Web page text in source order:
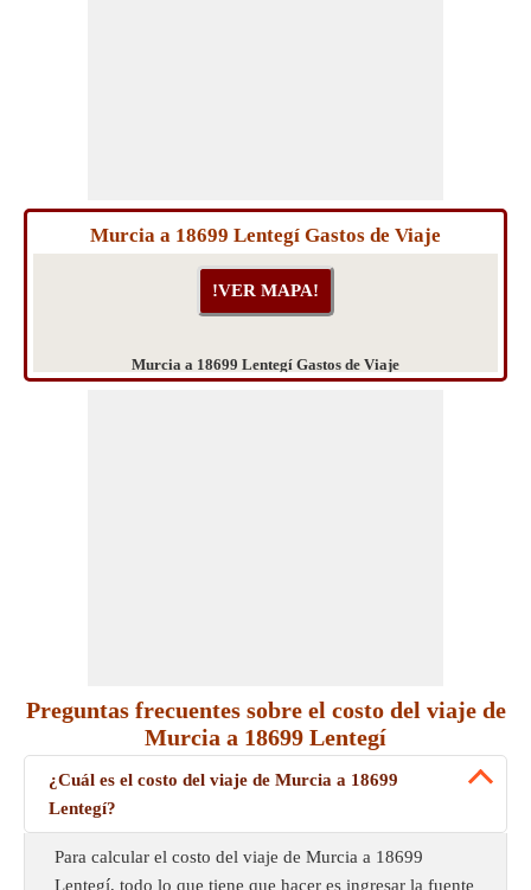
Murcia a 18699 Lentegí Gastos de Viaje
Murcia a 18699 Lentegí Gastos de Viaje
Preguntas frecuentes sobre el costo del viaje de
Murcia a 18699 Lentegí
¿Cuál es el costo del viaje de Murcia a 18699
Lentegí?
Para calcular el costo del viaje de Murcia a 18699
Lentegí, todo lo que tiene que hacer es ingresar la fuente